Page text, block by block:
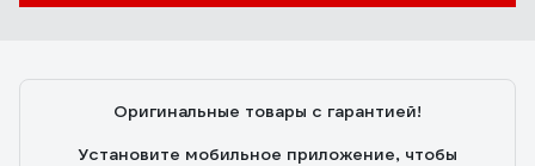
Оригинальные товары с гарантией!
Установите мобильное приложение, чтобы